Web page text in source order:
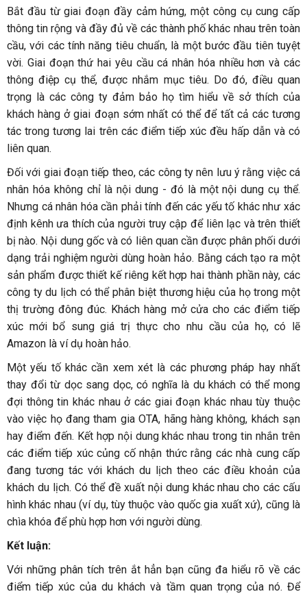
Bắt đầu từ giai đoạn đầy cảm hứng, một công cụ cung cấp
thông tin rộng và đầy đủ về các thành phố khác nhau trên toàn
cầu, với các tính năng tiêu chuẩn, là một bước đầu tiên tuyệt
vời. Giai đoạn thứ hai yêu cầu cá nhân hóa nhiều hơn và các
thông điệp cụ thể, được nhắm mục tiêu. Do đó, điều quan
trọng là các công ty đảm bảo họ tìm hiểu về sở thích của
khách hàng ở giai đoạn sớm nhất có thể để tất cả các tương
tác trong tương lai trên các điểm tiếp xúc đều hấp dẫn và có
liên quan.
Đối với giai đoạn tiếp theo, các công ty nên lưu ý rằng việc cá
nhân hóa không chỉ là nội dung - đó là một nội dung cụ thể.
Nhưng cá nhân hóa cần phải tính đến các yếu tố khác như xác
định kênh ưa thích của người truy cập để liên lạc và trên thiết
bị nào. Nội dung gốc và có liên quan cần được phân phối dưới
dạng trải nghiệm người dùng hoàn hảo. Bằng cách tạo ra một
sản phẩm được thiết kế riêng kết hợp hai thành phần này, các
công ty du lịch có thể phân biệt thương hiệu của họ trong một
thị trường đông đúc. Khách hàng mở cửa cho các điểm tiếp
xúc mới bổ sung giá trị thực cho nhu cầu của họ, có lẽ
Amazon là ví dụ hoàn hảo.
Một yếu tố khác cần xem xét là các phương pháp hay nhất
thay đổi từ dọc sang dọc, có nghĩa là du khách có thể mong
đợi thông tin khác nhau ở các giai đoạn khác nhau tùy thuộc
vào việc họ đang tham gia OTA, hãng hàng không, khách sạn
hay điểm đến. Kết hợp nội dung khác nhau trong tin nhắn trên
các điểm tiếp xúc củng cố nhận thức rằng các nhà cung cấp
đang tương tác với khách du lịch theo các điều khoản của
khách du lịch. Có thể đề xuất nội dung khác nhau cho các cấu
hình khác nhau (ví dụ, tùy thuộc vào quốc gia xuất xứ), cũng là
chìa khóa để phù hợp hơn với người dùng.
Kết luận:
Với những phân tích trên ắt hẳn bạn cũng đa hiểu rõ về các
điểm tiếp xúc của du khách và tầm quan trọng của nó. Để